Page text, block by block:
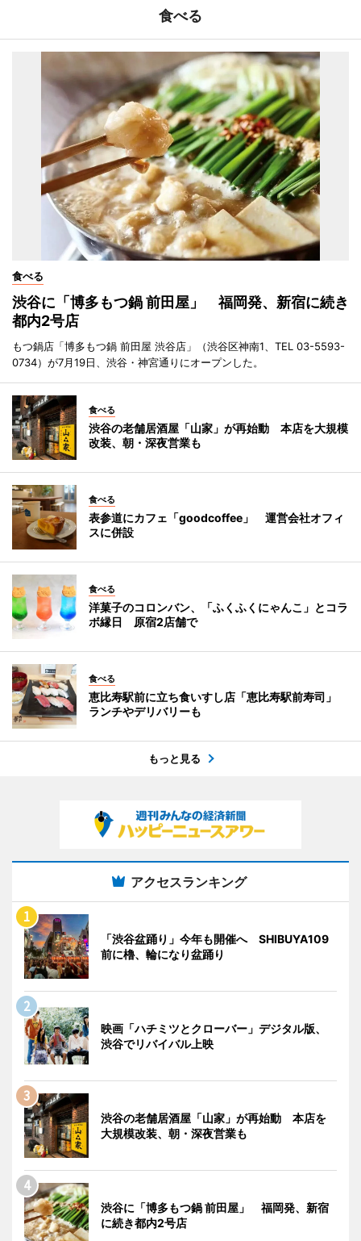
食べる
食べる
渋谷に「博多もつ鍋 前田屋」 福岡発、新宿に続き
都内2号店
もつ鍋店「博多もつ鍋 前田屋 渋谷店」（渋谷区神南1、TEL 03-5593-
0734）が7月19日、渋谷・神宮通りにオープンした。
食べる
渋谷の老舗居酒屋「山家」が再始動 本店を大規模
改装、朝・深夜営業も
食べる
表参道にカフェ「goodcoffee」 運営会社オフィ
スに併設
食べる
洋菓子のコロンバン、「ふくふくにゃんこ」とコラ
ボ縁日 原宿2店舗で
食べる
恵比寿駅前に立ち食いすし店「恵比寿駅前寿司」
ランチやデリバリーも
もっと見る
アクセスランキング
「渋谷盆踊り」今年も開催へ SHIBUYA109
前に櫓、輪になり盆踊り
映画「ハチミツとクローバー」デジタル版、
渋谷でリバイバル上映
渋谷の老舗居酒屋「山家」が再始動 本店を
大規模改装、朝・深夜営業も
渋谷に「博多もつ鍋 前田屋」 福岡発、新宿
に続き都内2号店